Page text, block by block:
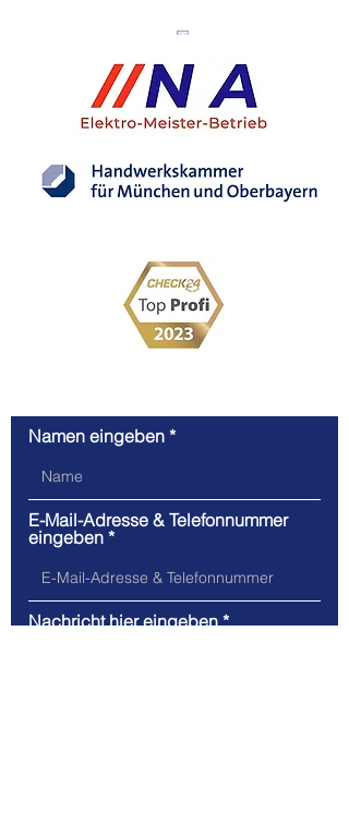
Namen eingeben
E-Mail-Adresse & Telefonnummer
eingeben
Nachricht hier eingeben